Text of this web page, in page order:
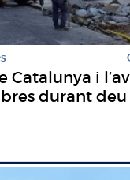
Catalunya i
durant deu